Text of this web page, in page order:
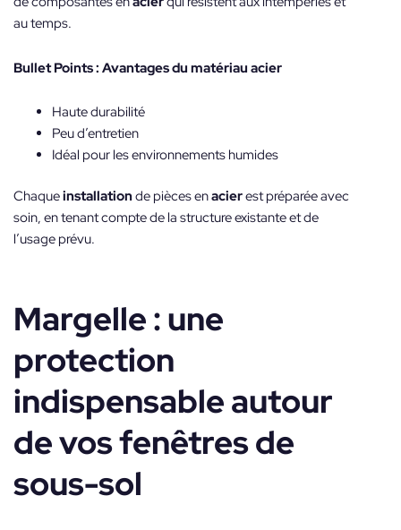
au temps.
Bullet Points : Avantages du matériau acier
Haute durabilité
Peu d’entretien
Idéal pour les environnements humides
Chaqueinstallationde pièces enacierest préparée avec
soin, en tenant compte de la structure existante et de
l’usage prévu.
Margelle : une
protection
indispensable autour
de vos fenêtres de
sous-sol